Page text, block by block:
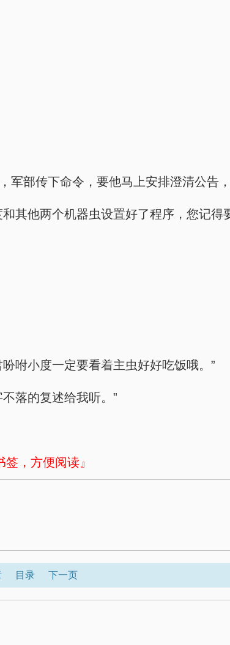
部传下命令，要他马上安排澄清公告，
其他两个机器虫设置好了程序，您记得
咐小度一定要看着主虫好好吃饭哦。”
落的复述给我听。”
签，方便阅读』
目录 下一页